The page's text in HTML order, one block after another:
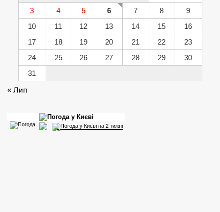
3
4 5 6 7 8
9
10
11 12 13 14 15
16
17
18 19 20 21 22
23
24
25 26 27 28 29
30
31
« Лип